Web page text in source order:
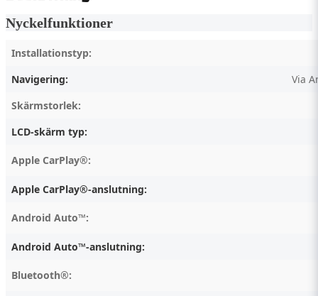
Nyckelfunktioner
Installationstyp:
Navigering:
Via
Skärmstorlek:
LCD-skärm typ:
Apple CarPlay®:
Apple CarPlay®-anslutning:
Android Auto™:
Android Auto™-anslutning:
Bluetooth®: